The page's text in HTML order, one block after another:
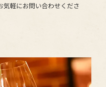
軽にお問い合わせくださ